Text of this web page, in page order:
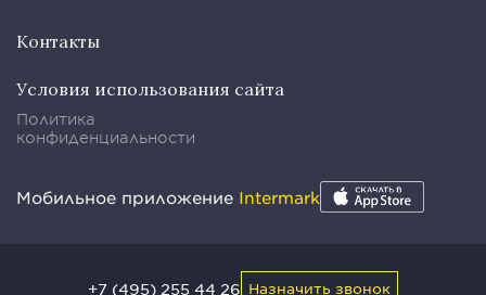
Контакты
Условия использования сайта
Политика
конфиденциальности
Мобильное приложение Intermark
+7 (495) 255 44 26 Назначить звонок